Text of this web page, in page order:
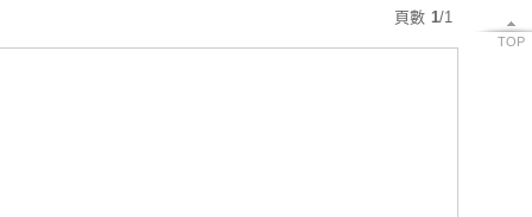
TOP
頁數 1/1